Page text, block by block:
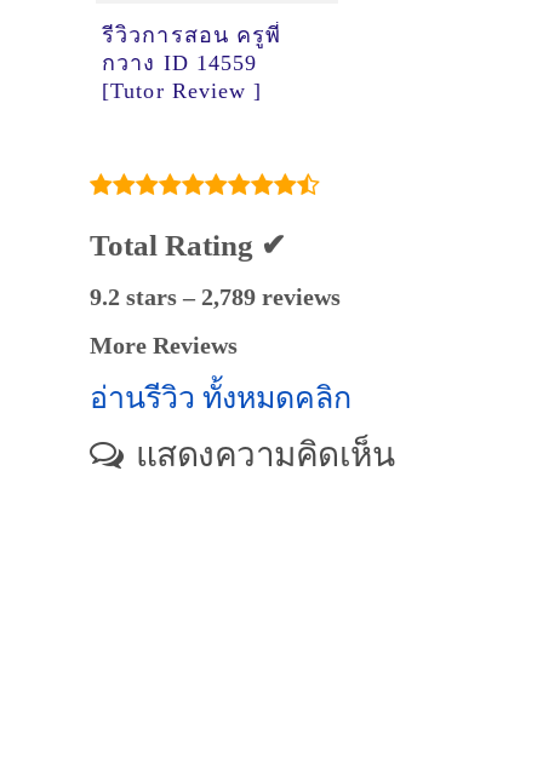
รีวิวการสอน ครูพี่
กวาง ID 14559
[Tutor Review ]
Total Rating ✔
9.2 stars – 2,789 reviews
More Reviews
อ่านรีวิว ทั้งหมดคลิก
แสดงความคิดเห็น